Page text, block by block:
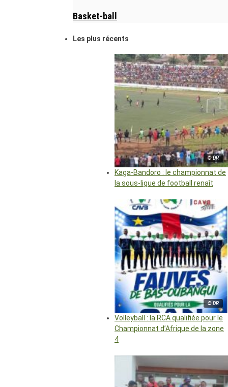
Basket-ball
Les plus récents
© DR
Kaga-Bandoro : le championnat de
la sous-ligue de football renaît
© DR
Volleyball : la RCA qualifiée pour le
Championnat d’Afrique de la zone
4